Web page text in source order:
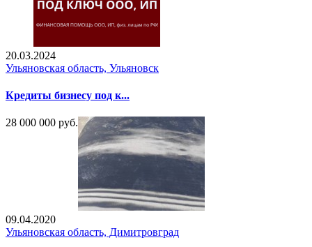
20.03.2024
Ульяновская область, Ульяновск
Кредиты бизнесу под к...
28 000 000 руб.
09.04.2020
Ульяновская область, Димитровград